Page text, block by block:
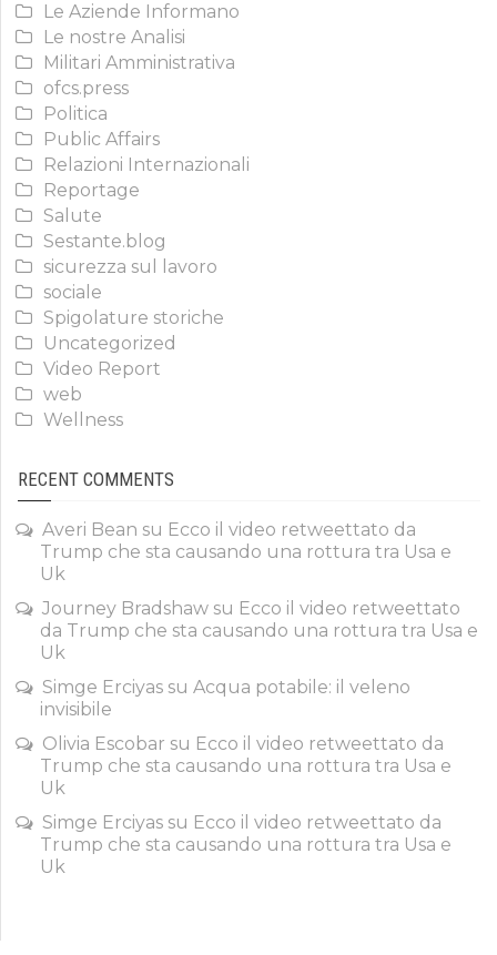
Le Aziende Informano
Le nostre Analisi
Militari Amministrativa
ofcs.press
Politica
Public Affairs
Relazioni Internazionali
Reportage
Salute
Sestante.blog
sicurezza sul lavoro
sociale
Spigolature storiche
Uncategorized
Video Report
web
Wellness
RECENT COMMENTS
Averi Bean su Ecco il video retweettato da
Trump che sta causando una rottura tra Usa e
Uk
Journey Bradshaw su Ecco il video retweettato
da Trump che sta causando una rottura tra Usa e
Uk
Simge Erciyas su Acqua potabile: il veleno
invisibile
Olivia Escobar su Ecco il video retweettato da
Trump che sta causando una rottura tra Usa e
Uk
Simge Erciyas su Ecco il video retweettato da
Trump che sta causando una rottura tra Usa e
Uk